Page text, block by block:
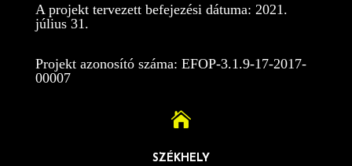
A projekt tervezett befejezési dátuma: 2021.
július 31.
Projekt azonosító száma: EFOP-3.1.9-17-2017-
00007

SZÉKHELY